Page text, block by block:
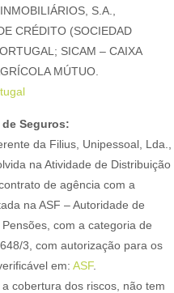
S.A.,
CRÉDITO (SOCIEDAD
SICAM – CAIXA
MÚTUO.
Seguros:
da Filius, Unipessoal, Lda.,
na Atividade de Distribuição
de agência com a
na ASF – Autoridade de
com a categoria de
3, com autorização para os
em: ASF.
cobertura dos riscos, não tem